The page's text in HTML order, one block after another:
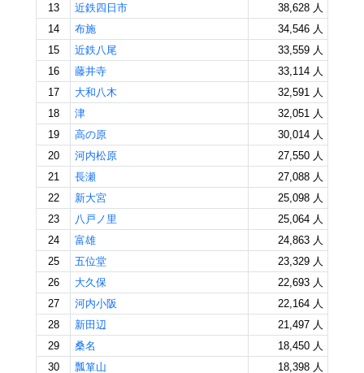
13
近鉄四日市
38,628 人
14
布施
34,546 人
15
近鉄八尾
33,559 人
16
藤井寺
33,114 人
17
大和八木
32,591 人
18
津
32,051 人
19
高の原
30,014 人
20
河内松原
27,550 人
21
長瀬
27,088 人
22
新大宮
25,098 人
23
八戸ノ里
25,064 人
24
富雄
24,863 人
25
五位堂
23,329 人
26
大久保
22,693 人
27
河内小阪
22,164 人
28
新田辺
21,497 人
29
桑名
18,450 人
30
瓢箪山
18,398 人